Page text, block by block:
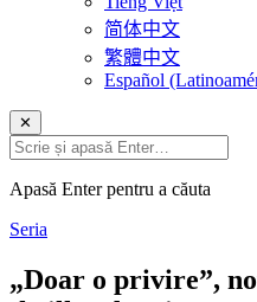
简体中文
繁體中文
Español
✕
Apasă Enter pentru a căuta
Seria
„Doar o privire”,